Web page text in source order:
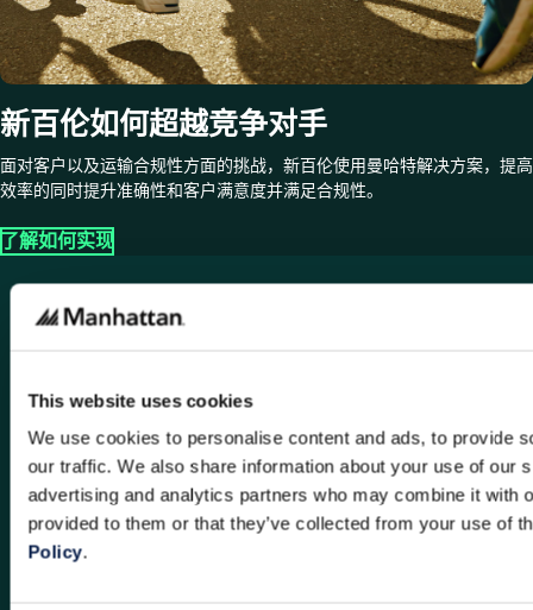
This website uses cookies
We use cookies to personalise content and ads, to provide
our traffic. We also share information about your use of our
advertising and analytics partners who may combine it with
provided to them or that they’ve collected from your use of
Policy.
新百伦如何超越竞争对手
面对客户以及运输合规性方面的挑战，新百伦使用曼哈特解决方案，提高
效率的同时提升准确性和客户满意度并满足合规性。
了解如何实现
联系我们
企业邮箱
名